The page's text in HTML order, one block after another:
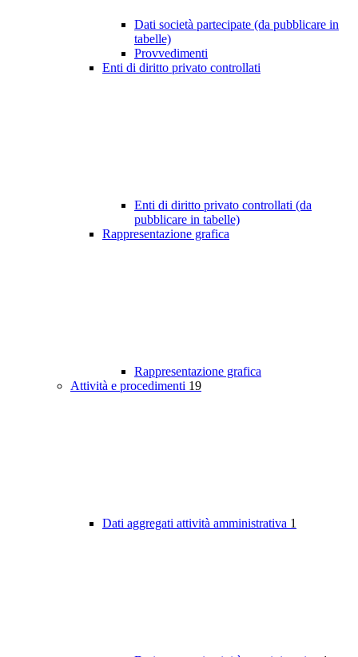
Dati società partecipate (da pubblicare in
tabelle)
Provvedimenti
Enti di diritto privato controllati
Enti di diritto privato controllati (da
pubblicare in tabelle)
Rappresentazione grafica
Rappresentazione grafica
Attività e procedimenti 19
Dati aggregati attività amministrativa 1